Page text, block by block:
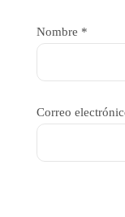
Nombre *
Correo